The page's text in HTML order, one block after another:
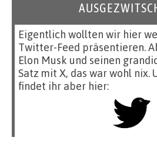
Eigentlich wollten wir hier
Twitter-Feed präsentieren.
Elon Musk und seinen
Satz mit X, das war wohl nix.
findet ihr aber hier: